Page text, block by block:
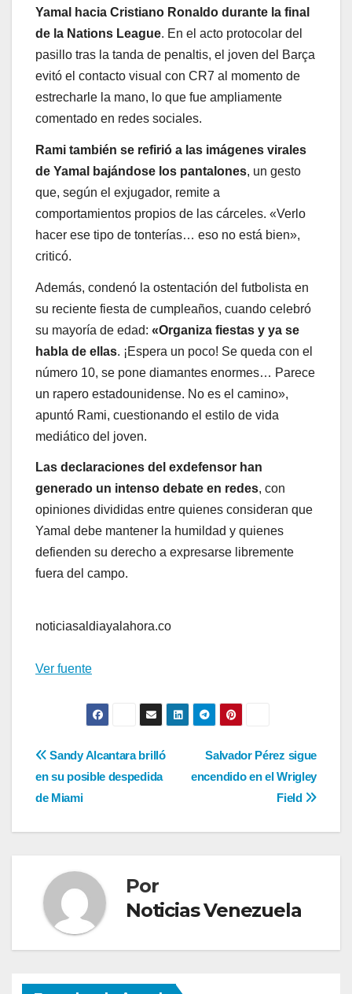
Yamal hacia Cristiano Ronaldo durante la final
de la Nations League. En el acto protocolar del
pasillo tras la tanda de penaltis, el joven del Barça
evitó el contacto visual con CR7 al momento de
estrecharle la mano, lo que fue ampliamente
comentado en redes sociales.
Rami también se refirió a las imágenes virales
de Yamal bajándose los pantalones, un gesto
que, según el exjugador, remite a
comportamientos propios de las cárceles. «Verlo
hacer ese tipo de tonterías… eso no está bien»,
criticó.
Además, condenó la ostentación del futbolista en
su reciente fiesta de cumpleaños, cuando celebró
su mayoría de edad: «Organiza fiestas y ya se
habla de ellas. ¡Espera un poco! Se queda con el
número 10, se pone diamantes enormes… Parece
un rapero estadounidense. No es el camino»,
apuntó Rami, cuestionando el estilo de vida
mediático del joven.
Las declaraciones del exdefensor han
generado un intenso debate en redes, con
opiniones divididas entre quienes consideran que
Yamal debe mantener la humildad y quienes
defienden su derecho a expresarse libremente
fuera del campo.
noticiasaldiayalahora.co
Ver fuente
Navegación
de
entradas
Salvador Pérez sigue
encendido en el Wrigley
Field
Sandy Alcantara brilló
en su posible despedida
de Miami
Por
Noticias Venezuela